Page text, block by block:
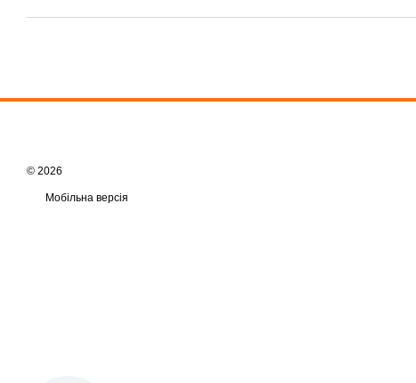
© 2026
Мобільна версія